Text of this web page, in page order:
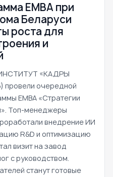
ЕМВА при
Беларуси
роста для
и
«КАДРЫ
очередной
EMBA «Стратегии
Топ-менеджеры
внедрение ИИ
R&D и оптимизацию
визит на завод
с руководством.
станут готовые